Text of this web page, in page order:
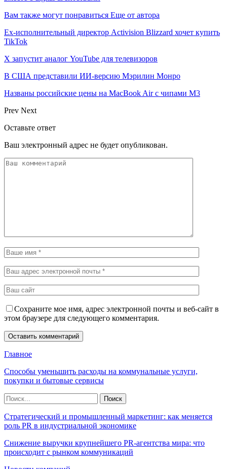
Вам также могут понравиться Еще от автора
Ex-исполнительный директор Activision Blizzard хочет купить
TikTok
X запустит аналог YouTube для телевизоров
В США представили ИИ-версию Мэрилин Монро
Названы российские цены на MacBook Air с чипами M3
Prev Next
Оставьте ответ
Ваш электронный адрес не будет опубликован.
Сохраните мое имя, адрес электронной почты и веб-сайт в
этом браузере для следующего комментария.
Главное
Способы уменьшить расходы на коммунальные услуги,
покупки и бытовые сервисы
Стратегический и промышленный маркетинг: как меняется
роль PR в индустриальной экономике
Снижение выручки крупнейшего PR-агентства мира: что
происходит с рынком коммуникаций